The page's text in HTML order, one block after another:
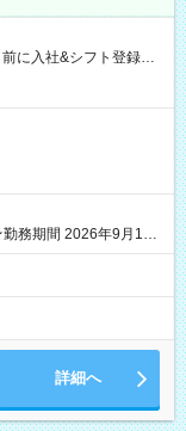
に入社&シフト登録す
給1万1500円でしっか
務期間 2026年9月16
フル勤務できる方優遇
から勤務スタートも可
詳細へ